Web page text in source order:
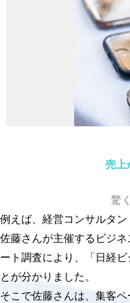
売上
驚
例えば、経営コンサルタン
佐藤さんが主催するビジ
ート調査により、「日経
とが分かりました。
そこで佐藤さんは、集客